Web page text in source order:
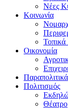
Νέες
Κοινωνία
Οικονομία
Παραπολιτικά
Πολιτισμός
Θέατρο